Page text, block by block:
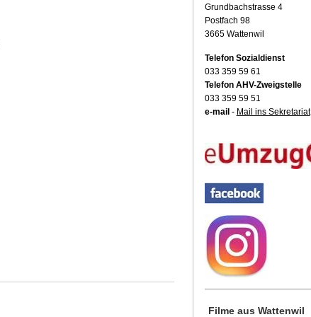
Grundbachstrasse 4
Postfach 98
3665 Wattenwil
Telefon Sozialdienst
033 359 59 61
Telefon AHV-Zweigstelle
033 359 59 51
e-mail - Mail ins Sekretariat
Filme aus Wattenwil